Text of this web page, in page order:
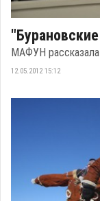
МАФУН
12.05.2012 15:12